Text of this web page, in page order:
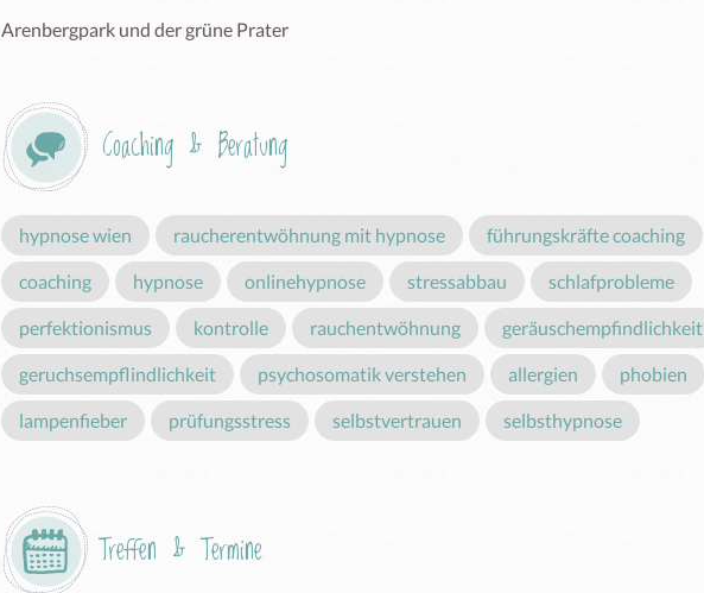
Arenbergpark und der grüne Prater
Coaching & Beratung
hypnose wien raucherentwöhnung mit hypnose führungskräfte coaching
coaching hypnose onlinehypnose stressabbau schlafprobleme
perfektionismus kontrolle rauchentwöhnung geräuschempfindlichkeit
geruchsempflindlichkeit psychosomatik verstehen allergien phobien
lampenfieber prüfungsstress selbstvertrauen selbsthypnose
Treffen & Termine